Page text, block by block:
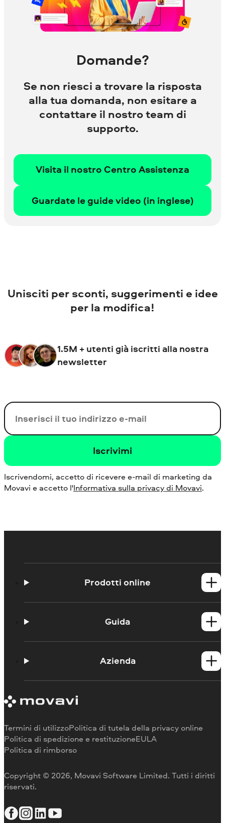
Domande?
Se non riesci a trovare la risposta
alla tua domanda, non esitare a
contattare il nostro team di
supporto.
Visita il nostro Centro Assistenza
Guardate le guide video (in inglese)
Unisciti per sconti, suggeri­menti e idee
per la modifica!
1.5M + utenti già iscritti alla nostra
newsletter
La tua e-mail
Iscrivimi
Iscrivendomi, accetto di ricevere e-mail di marketing da
Movavi e accetto l'Informativa sulla privacy di Movavi.
Prodotti online
Registratore di webcam online
Guida
Blog
Azienda
Contattaci
Copyright © 2026, Movavi Software Limited. Tutti i diritti
riservati.
Termini di utilizzoPolitica di tutela della privacy online
Politica di spedizione e restituzioneEULA
Politica di rimborso